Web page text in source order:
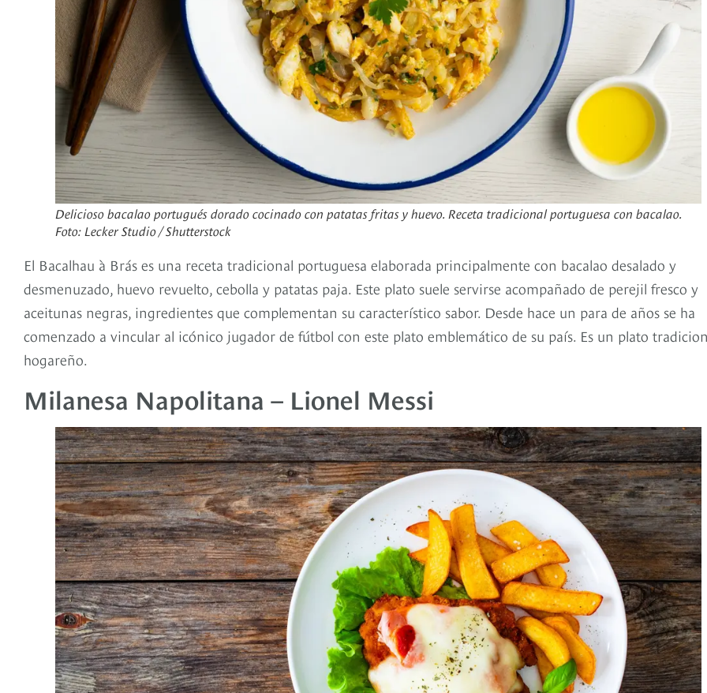
Delicioso bacalao portugués dorado cocinado con patatas fritas y huevo. Receta tradicional portuguesa con bacalao.
Foto: Lecker Studio / Shutterstock
El Bacalhau à Brás es una receta tradicional portuguesa elaborada principalmente con bacalao desalado y
desmenuzado, huevo revuelto, cebolla y patatas paja. Este plato suele servirse acompañado de perejil fresco y
aceitunas negras, ingredientes que complementan su característico sabor. Desde hace un para de años se ha
comenzado a vincular al icónico jugador de fútbol con este plato emblemático de su país. Es un plato
hogareño.
Milanesa Napolitana – Lionel Messi